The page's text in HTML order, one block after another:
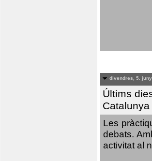
divendres, 5.
Últims
Catalunya
Les
debats.
activitat al